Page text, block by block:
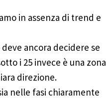
in assenza di trend e
deve ancora decidere se
i 25 invece è una zona
direzione.
nelle fasi chiaramente